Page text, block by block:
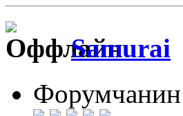
Samurai
Форумчанин